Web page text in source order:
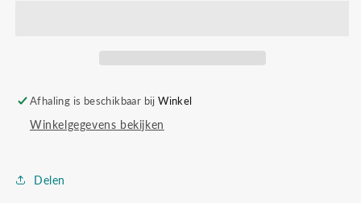
Afhaling is beschikbaar bijWinkel
Winkelgegevens bekijken
Delen